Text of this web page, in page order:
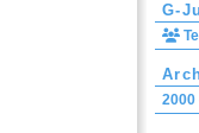
G-
2000